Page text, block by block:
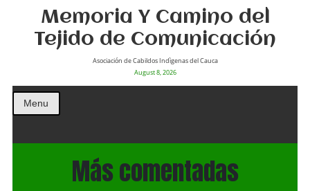
Memoria Y Camino del
Tejido de Comunicación
Asociación de Cabildos Indìgenas del Cauca
August 8, 2026
Menu
Más comentadas